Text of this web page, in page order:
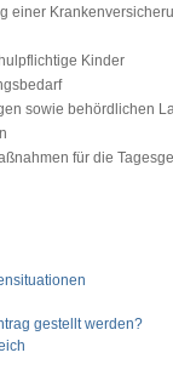
einer
Kinder
sowie behördlichen
für die
gestellt werden?